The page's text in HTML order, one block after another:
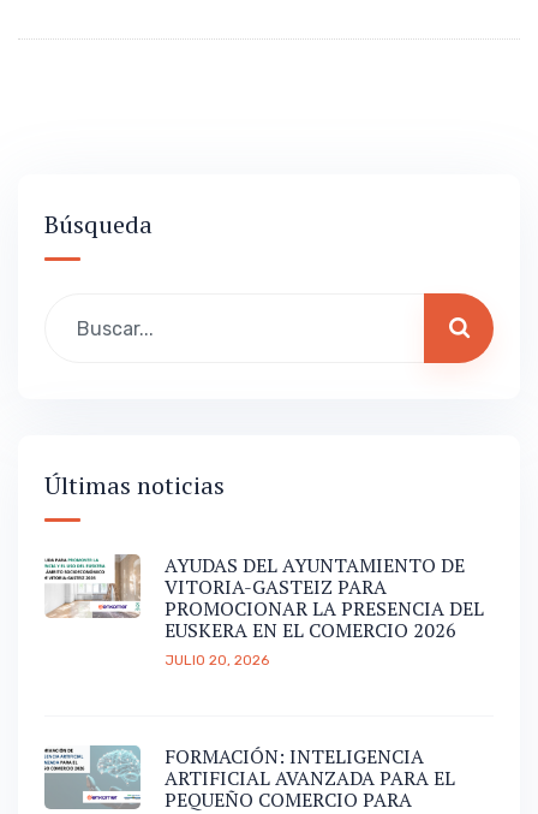
Búsqueda
Últimas noticias
AYUDAS DEL AYUNTAMIENTO DE
VITORIA-GASTEIZ PARA
PROMOCIONAR LA PRESENCIA DEL
EUSKERA EN EL COMERCIO 2026
JULIO 20, 2026
FORMACIÓN: INTELIGENCIA
ARTIFICIAL AVANZADA PARA EL
PEQUEÑO COMERCIO PARA